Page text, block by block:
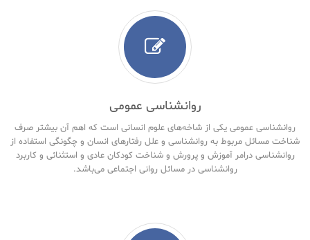
روانشناسی عمومی
روانشناسی عمومی یکی از شاخه‌های علوم انسانی است که اهم آن بیشتر صرف
شناخت مسائل مربوط به روانشناسی و علل رفتارهای انسان و چگونگی استفاده از
روانشناسی درامر آموزش و پرورش و شناخت کودکان عادی و استثنائی و کاربرد
روانشناسی در مسائل روانی اجتماعی می‌باشد.